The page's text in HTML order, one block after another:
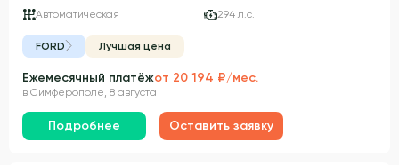
Автоматическая
294 л.с.
FORD Лучшая цена
Ежемесячный платёжот 20 194 ₽/мес.
в Симферополе, 8 августа
Подробнее Оставить заявку